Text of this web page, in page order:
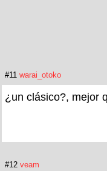
#11 warai_otoko
¿un clásico?, mejor
#12 veam